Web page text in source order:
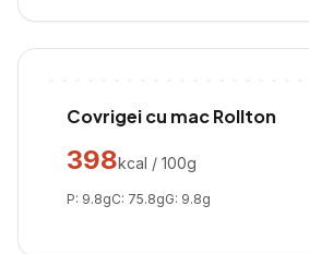
Covrigei cu mac Rollton
398kcal / 100g
P: 9.8gC: 75.8gG: 9.8g